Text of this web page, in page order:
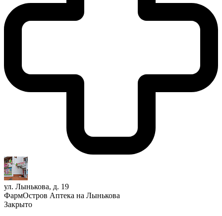
ул. Лынькова, д. 19
ФармОстров Аптека на Лынькова
Закрыто